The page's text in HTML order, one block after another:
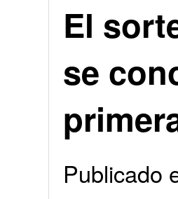
El
se
Publicado